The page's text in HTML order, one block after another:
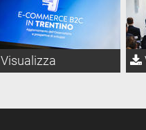
Visualizza